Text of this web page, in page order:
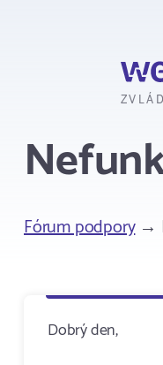
Fórum podpory→
Dobrý den,